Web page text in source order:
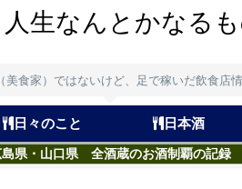
生なんとかなるも
食家）ではないけど、足で稼いだ飲食店
日々のこと 日本酒
島県・山口県 全酒蔵のお酒制覇の記録